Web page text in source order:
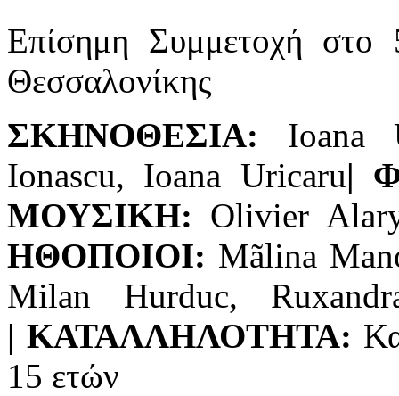
Επίσημη Συμμετοχή στο
Θεσσαλονίκης
ΣΚΗΝΟΘΕΣΙΑ: Ioana
Ionascu, Ioana Uricaru|
ΜΟΥΣΙΚΗ: Olivier
ΗΘΟΠΟΙΟΙ: Mãlina
Milan Hurduc,
| ΚΑΤΑΛΛΗΛΟΤΗΤΑ:
15 ετών